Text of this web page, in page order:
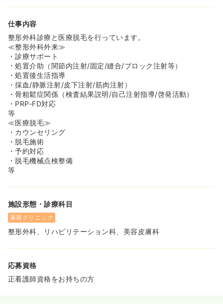
た仕事にチャレンジできます
会のために、看護師として仕事にやりがいを持ちたい…そ
んな想いをもち、理念に共感し、チームで仕事が出来るこ
とに喜びを感じられる
方にとても魅力的な職場です！
仕事内容
整形外科診療と医療脱毛を行っています。
≪整形外科外来≫
・診療サポート
・処置介助（関節内注射/固定/縫合/ブロック注射等）
・処置後生活指導
・採血/静脈注射/皮下注射/筋肉注射）
・骨粗鬆症関係（検査結果説明/自己注射指導/啓発活動）
・PRP-FD対応
等
≪医療脱毛≫
・カウンセリング
・脱毛施術
・予約対応
・脱毛機械点検整備
等
施設形態・診療科目
美容クリニック
整形外科、リハビリテーション科、美容皮膚科
応募資格
正看護師資格をお持ちの方